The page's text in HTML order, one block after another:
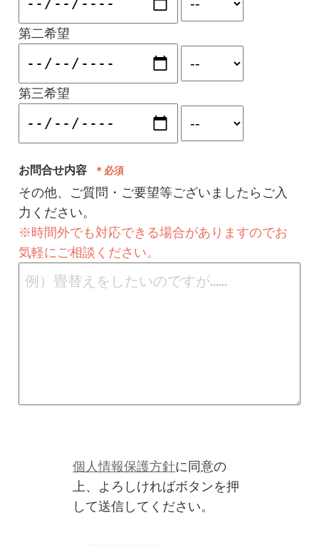
第二希望
第三希望
お問合せ内容 ＊必須
その他、ご質問・ご要望等ございましたらご入
力ください。
※時間外でも対応できる場合がありますのでお
気軽にご相談ください。
個人情報保護方針に同意の
上、よろしければボタンを押
して送信してください。